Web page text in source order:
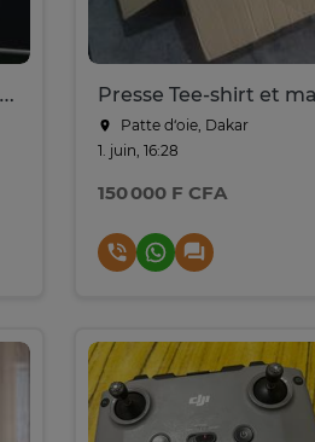
DRONE MINI 3 FLY MORE
Patte d‘oie, Dakar
1. juin, 16:28
150 000 F CFA